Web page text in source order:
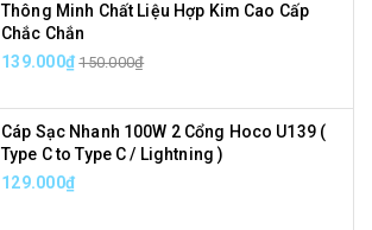
Thông Minh Chất Liệu Hợp Kim Cao Cấp
Chắc Chắn
139.000₫ 150.000₫
Cáp Sạc Nhanh 100W 2 Cổng Hoco U139 (
Type C to Type C / Lightning )
129.000₫